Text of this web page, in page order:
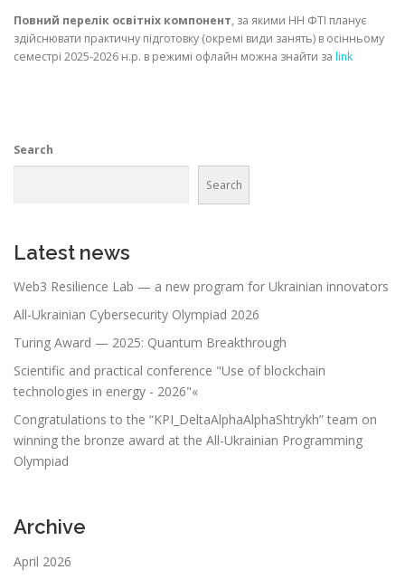
Повний перелік освітніх компонент, за якими НН ФТІ планує
здійснювати практичну підготовку (окремі види занять) в осінньому
семестрі 2025-2026 н.р. в режимі офлайн можна знайти за link
Search
Search
Latest news
Web3 Resilience Lab — a new program for Ukrainian innovators
All-Ukrainian Cybersecurity Olympiad 2026
Turing Award — 2025: Quantum Breakthrough
Scientific and practical conference "Use of blockchain
technologies in energy - 2026"«
Congratulations to the “KPI_DeltaAlphaAlphaShtrykh” team on
winning the bronze award at the All-Ukrainian Programming
Olympiad
Archive
April 2026